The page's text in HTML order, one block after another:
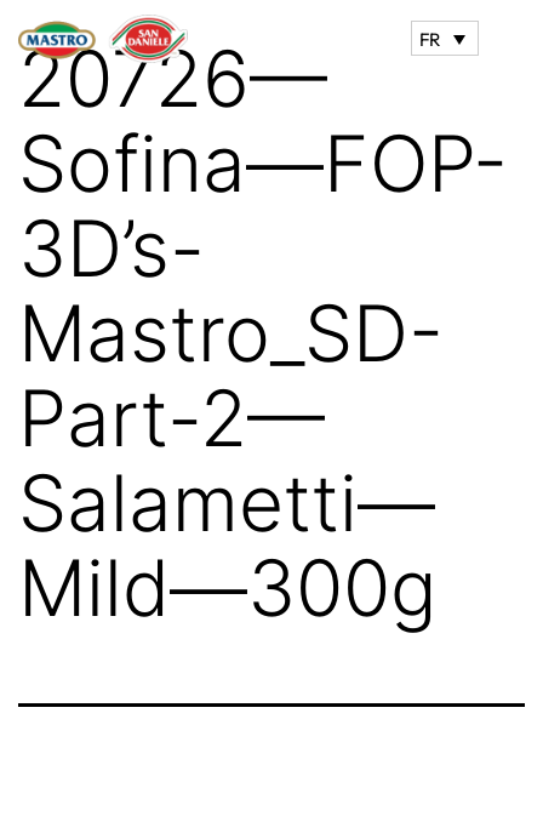
FR
20726—
Sofina—FOP-
3D’s-
Mastro_SD-
Part-2—
Salametti—
Mild—300g